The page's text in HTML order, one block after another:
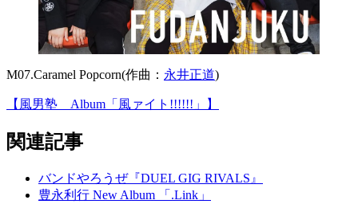
M07.Caramel Popcorn(作曲： 永井正道)
【風男塾 Album「風ァイト!!!!!!」】
関連記事
バンドやろうぜ『DUEL GIG RIVALS』
豊永利行 New Album 「.Link」